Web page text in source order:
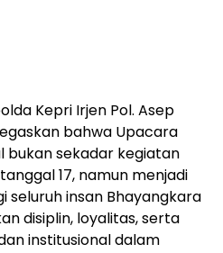
Kepri Irjen Pol. Asep
bahwa Upacara
bukan sekadar kegiatan
17, namun menjadi
seluruh insan Bhayangkara
disiplin, loyalitas, serta
institusional dalam